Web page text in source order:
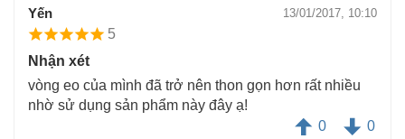
Yến 13/01/2017, 10:10
5
Nhận xét
vòng eo của mình đã trở nên thon gọn hơn rất nhiều
nhờ sử dụng sản phẩm này đây ạ!
0
0